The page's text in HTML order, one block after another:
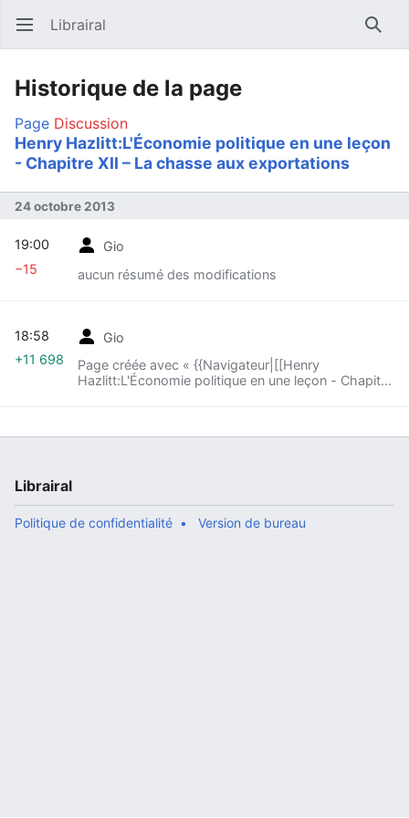
Ouvrir le menu principal Librairal
Historique de la page
Page Discussion
Henry Hazlitt:L'Économie politique en une leçon
- Chapitre XII – La chasse aux exportations
24 octobre 2013
Gio
aucun résumé des modifications
19:00
−15
Gio
Page créée avec « {{Navigateur|[[Henry
Hazlitt:L'Économie politique en une leçon - Chapitre
18:58
+11 698
Librairal
Politique de confidentialité Version de bureau